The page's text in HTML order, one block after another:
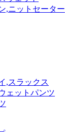
,ニットセーター
,スラックス
ェットパンツ